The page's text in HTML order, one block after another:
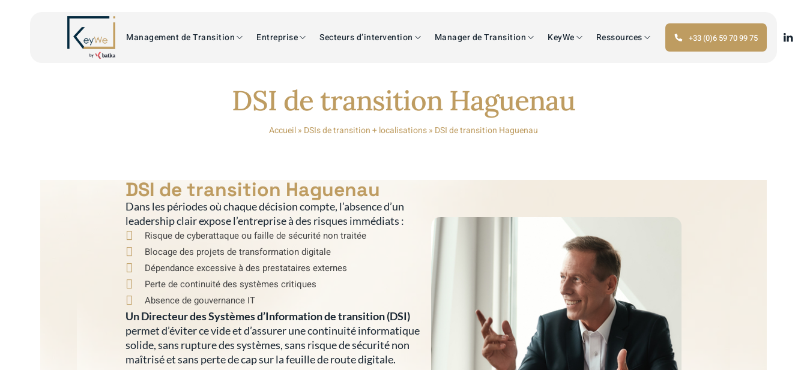
Management de Transition Entreprise Secteurs d’intervention Manager de Transition KeyWe Ressources +33 (0)6 59 70 99 75
DSI de transition Haguenau
Accueil» DSIs de transition + localisations» DSI de transition Haguenau
DSI de transition Haguenau
Dans les périodes où chaque décision compte, l’absence d’un
leadership clair expose l’entreprise à des risques immédiats :
Risque de cyberattaque ou faille de sécurité non traitée
Blocage des projets de transformation digitale
Dépendance excessive à des prestataires externes
Perte de continuité des systèmes critiques
Absence de gouvernance IT
Un Directeur des Systèmes d’Information de transition (DSI)
permet d’éviter ce vide et d’assurer une continuité informatique
solide, sans rupture des systèmes, sans risque de sécurité non
maîtrisé et sans perte de cap sur la feuille de route digitale.